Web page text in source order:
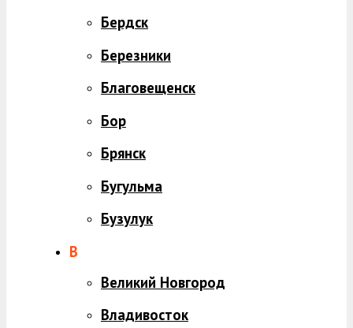
Бердск
Березники
Благовещенск
Бор
Брянск
Бугульма
Бузулук
В
Великий Новгород
Владивосток